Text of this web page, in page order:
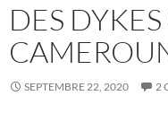
DES
SEPTEMBRE 22, 2020 2